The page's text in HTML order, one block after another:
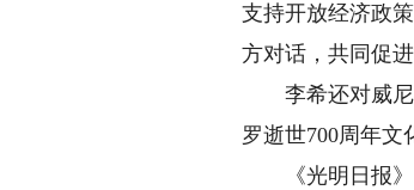
支持开放经济政
方对话，共同促
李希还对威尼斯
罗逝世700周年文
《光明日报》